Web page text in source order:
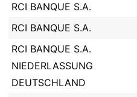
RCI BANQUE S.A.
RCI BANQUE S.A.
RCI BANQUE S.A.
NIEDERLASSUNG
DEUTSCHLAND